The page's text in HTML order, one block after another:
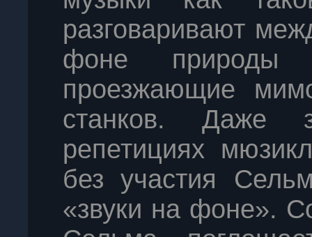
разговаривают
фоне
проезжающие
станков. Даже
репетициях
без участия
«звуки на фоне».